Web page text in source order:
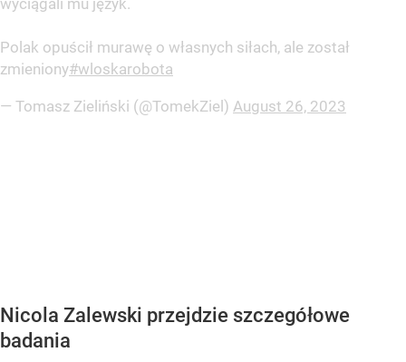
Polak opuścił murawę o własnych siłach, ale został
zmieniony#wloskarobota
— Tomasz Zieliński (@TomekZiel) August 26, 2023
Nicola Zalewski przejdzie szczegółowe
badania